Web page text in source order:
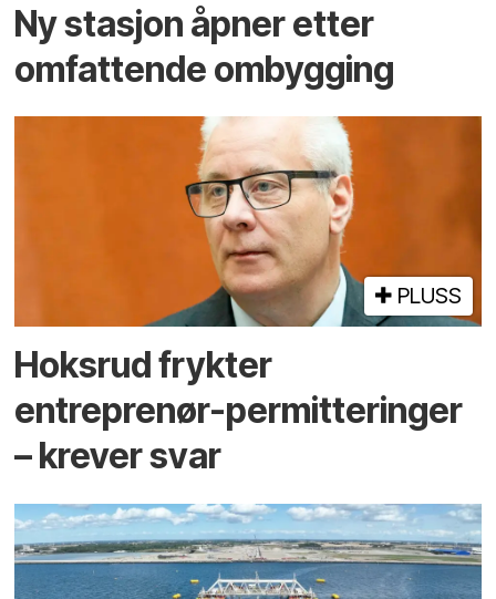
Ny stasjon åpner etter
omfattende ombygging
PLUSS
Hoksrud frykter
entreprenør-permitteringer
– krever svar